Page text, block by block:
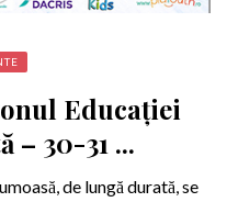
Educației
– 30-31 ...
de lungă durată, se